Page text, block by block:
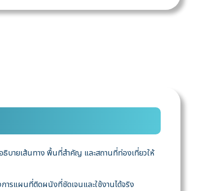
ธิบายเส้นทาง พื้นที่สำคัญ และสถานที่ท่องเที่ยวให้
ารแผนที่ติดผนังที่ชัดเจนและใช้งานได้จริง